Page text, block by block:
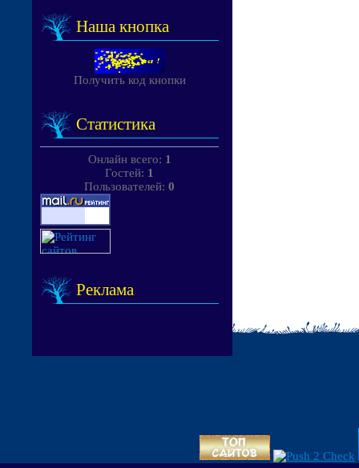
Наша кнопка
Получить код кнопки
Статистика
Онлайн всего: 1
Гостей: 1
Пользователей: 0
Реклама